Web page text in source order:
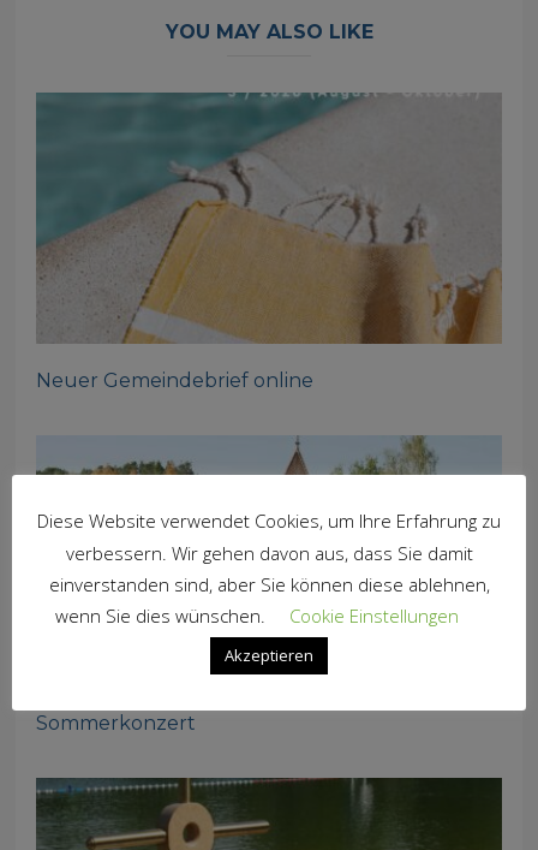
YOU MAY ALSO LIKE
Neuer Gemeindebrief online
Sommerkonzert
Diese Website verwendet Cookies, um Ihre Erfahrung zu
verbessern. Wir gehen davon aus, dass Sie damit
einverstanden sind, aber Sie können diese ablehnen,
wenn Sie dies wünschen.
Cookie Einstellungen
Akzeptieren